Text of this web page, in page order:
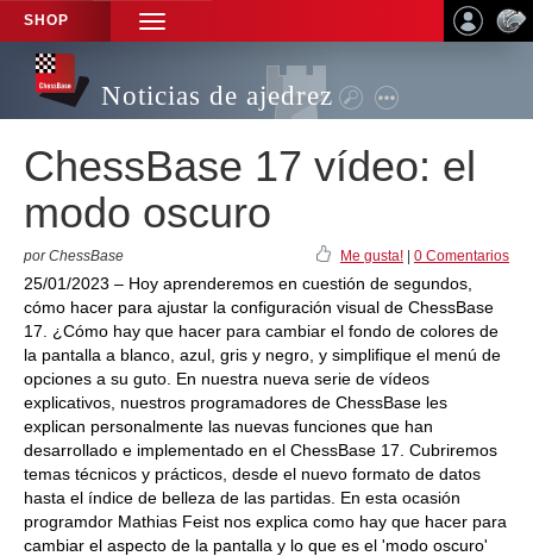
SHOP
TOGGLE
NAVIGATION
Noticias de ajedrez
ChessBase 17 vídeo: el
modo oscuro
por ChessBase Me gusta! 0 Comentarios
25/01/2023 – Hoy aprenderemos en cuestión de segundos,
cómo hacer para ajustar la configuración visual de ChessBase
17. ¿Cómo hay que hacer para cambiar el fondo de colores de
la pantalla a blanco, azul, gris y negro, y simplifique el menú de
opciones a su guto. En nuestra nueva serie de vídeos
explicativos, nuestros programadores de ChessBase les
explican personalmente las nuevas funciones que han
desarrollado e implementado en el ChessBase 17. Cubriremos
temas técnicos y prácticos, desde el nuevo formato de datos
hasta el índice de belleza de las partidas. En esta ocasión
programdor Mathias Feist nos explica como hay que hacer para
cambiar el aspecto de la pantalla y lo que es el 'modo oscuro'